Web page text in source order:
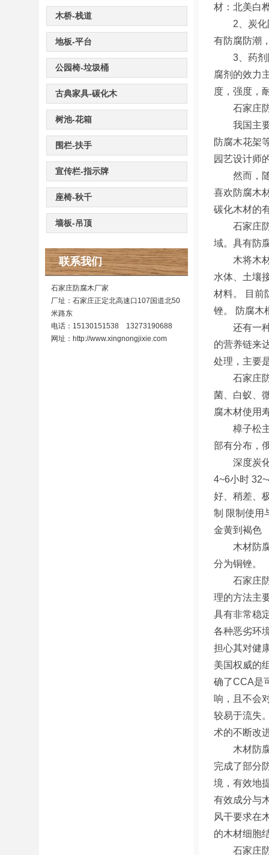
木桥-栈道
地板-平台
公园椅-垃圾桶
古典家具-碳化木
树池-花箱
围栏-扶手
宣传栏-指示牌
座椅-秋千
墙板-吊顶
联系我们
石家庄防腐木厂家
厂址：石家庄正定北高速口107国道北50
米路东
电话：15130151538 13273190688
网址： http://www.xingnongjixie.com
材：北美白
2、炭化防
有防腐防潮
3、药剂防
腐剂的效力
度，强度，
石家庄防
我国主要
防腐木花架
园艺设计师
然而，随
喜欢防腐木
碳化木材的
石家庄防
域。具有防
木将木材
水体、土壤
材料。 目前
锉。 防腐木
还有一种
的营养链来
处理，主要
石家庄防
菌、白蚁、
腐木材使用
樟子松主
部有分布，
深度炭化
4~6小时
好、稍差、
制 限制使用
金黄到褐色
木材防腐
分为铜锉。
石家庄防
理的方法主
具有非常稳
各种恶劣环
担心其对健
美国权威的
确了CCA是
响，且不会
较易于流失
术的不断改
木材防腐
完成了部分
境，有效地
有效成分与
风干要求在
的木材细胞
石家庄防